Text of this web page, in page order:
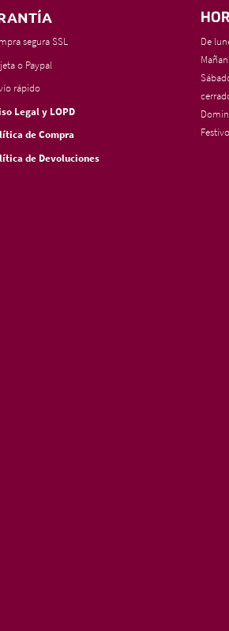
segura SSL
o Paypal
rápido
Legal y LOPD
de Compra
de Devoluciones
De